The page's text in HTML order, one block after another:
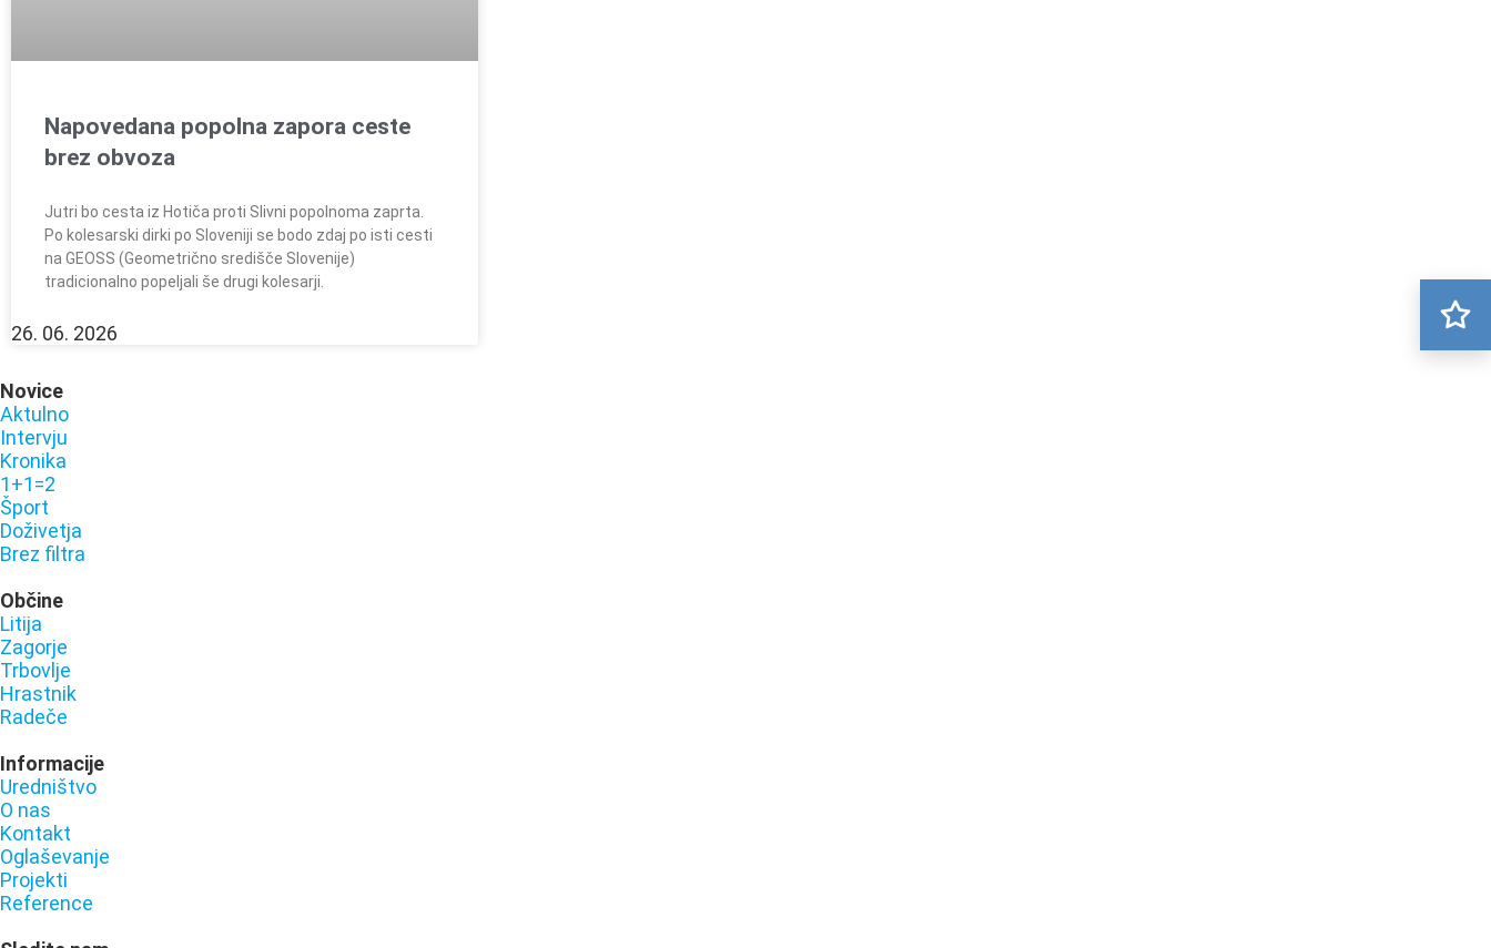
Napovedana popolna zapora ceste
brez obvoza
Jutri bo cesta iz Hotiča proti Slivni popolnoma zaprta.
Po kolesarski dirki po Sloveniji se bodo zdaj po isti cesti
na GEOSS (Geometrično središče Slovenije)
tradicionalno popeljali še drugi kolesarji.
26. 06. 2026
Novice
Aktulno
Intervju
Kronika
1+1=2
Šport
Doživetja
Brez filtra
Občine
Litija
Zagorje
Trbovlje
Hrastnik
Radeče
Informacije
Uredništvo
O nas
Kontakt
Oglaševanje
Projekti
Reference